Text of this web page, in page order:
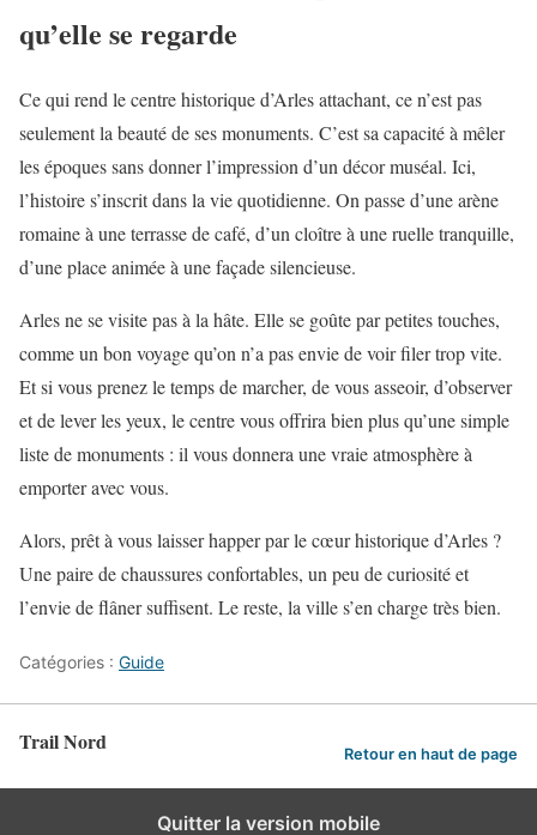
qu’elle se regarde
Ce qui rend le centre historique d’Arles attachant, ce n’est pas
seulement la beauté de ses monuments. C’est sa capacité à mêler
les époques sans donner l’impression d’un décor muséal. Ici,
l’histoire s’inscrit dans la vie quotidienne. On passe d’une arène
romaine à une terrasse de café, d’un cloître à une ruelle tranquille,
d’une place animée à une façade silencieuse.
Arles ne se visite pas à la hâte. Elle se goûte par petites touches,
comme un bon voyage qu’on n’a pas envie de voir filer trop vite.
Et si vous prenez le temps de marcher, de vous asseoir, d’observer
et de lever les yeux, le centre vous offrira bien plus qu’une simple
liste de monuments : il vous donnera une vraie atmosphère à
emporter avec vous.
Alors, prêt à vous laisser happer par le cœur historique d’Arles ?
Une paire de chaussures confortables, un peu de curiosité et
l’envie de flâner suffisent. Le reste, la ville s’en charge très bien.
Catégories : Guide
Trail Nord Retour en haut de page
Quitter la version mobile